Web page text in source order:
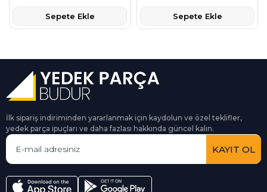
Sepete Ekle Sepete Ekle
İlk sipariş indiriminden yararlanmak için kaydolun ve özel teklifler,
yedek parça ipuçları ve daha fazlası hakkında güncel kalın.
KAYIT OL